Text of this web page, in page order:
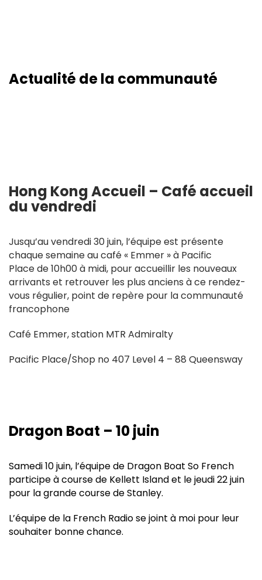
Actualité de la communauté
Hong Kong Accueil – Café accueil
du vendredi
Jusqu’au vendredi 30 juin, l’équipe est présente
chaque semaine au café « Emmer » à Pacific
Placede 10h00 à midi, pour accueillir les nouveaux
arrivants et retrouver les plus anciens à ce rendez-
vous régulier, point de repère pour la communauté
francophone
Café Emmer, station MTR Admiralty
Pacific Place/Shop no 407 Level 4 – 88 Queensway
Dragon Boat – 10 juin
Samedi 10 juin, l’équipe de Dragon Boat So French
participe à course de Kellett Island et le jeudi 22 juin
pour la grande course de Stanley.
L’équipe de la French Radio se joint à moi pour leur
souhaiter bonne chance.